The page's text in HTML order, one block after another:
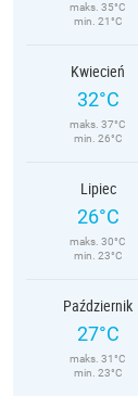
maks. 35°C
min. 21°C
Kwiecień
32°C
maks. 37°C
min. 26°C
Lipiec
26°C
maks. 30°C
min. 23°C
Październik
27°C
maks. 31°C
min. 23°C